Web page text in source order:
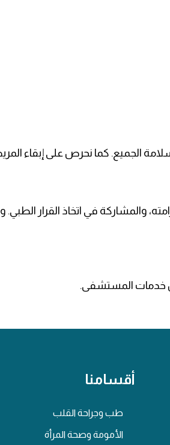
الجميع. كما نحرص على إبقاء
والمشاركة في اتخاذ القرار
خدمات المستشفى.
أقسامنا
طب وجراحة القلب
الأمومة وصحة المرأة